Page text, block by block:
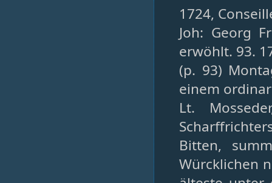
1724,
Joh: Georg
erwöhlt. 93.
(p. 93)
einem
Lt.
Bitten,
Würcklichen